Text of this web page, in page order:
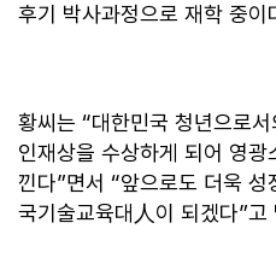
후기 박사과정으로 재학 중이
황씨는 “대한민국 청년으로
인재상을 수상하게 되어 영
낀다”면서 “앞으로도 더욱
국기술교육대人이 되겠다”고